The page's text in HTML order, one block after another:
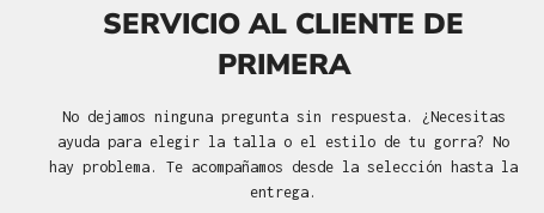
SERVICIO AL CLIENTE DE
PRIMERA
No dejamos ninguna pregunta sin respuesta. ¿Necesitas
ayuda para elegir la talla o el estilo de tu gorra? No
hay problema. Te acompañamos desde la selección hasta la
entrega.